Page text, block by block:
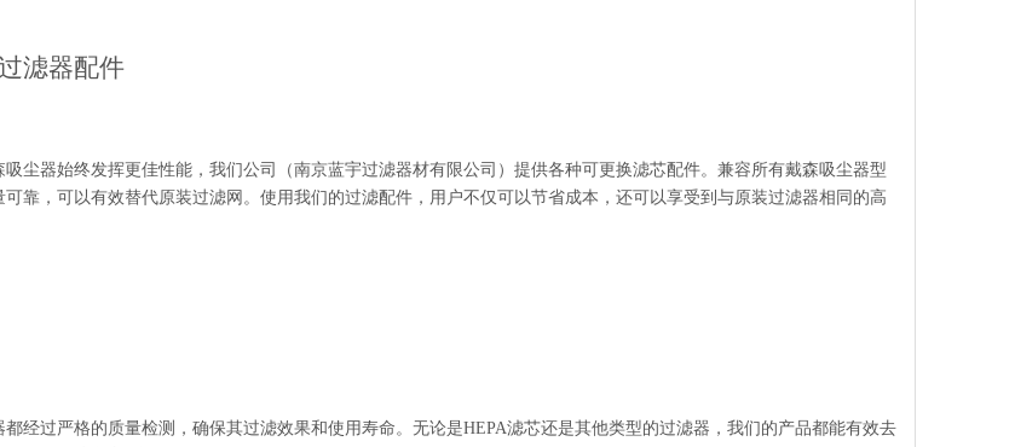
滤器配件
吸尘器始终发挥更佳性能，我们公司（南京蓝宇过滤器材有限公司）提供各种可更换滤芯配件。兼容所有戴森吸尘器型
可靠，可以有效替代原装过滤网。使用我们的过滤配件，用户不仅可以节省成本，还可以享受到与原装过滤器相同的高
经过严格的质量检测，确保其过滤效果和使用寿命。无论是HEPA滤芯还是其他类型的过滤器，我们的产品都能有效去